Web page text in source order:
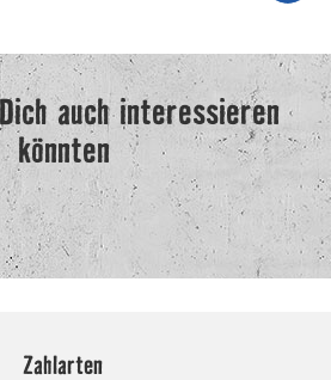
Zahlarten